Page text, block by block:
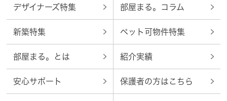
デザイナーズ特集 部屋まる。コラム
新築特集 ペット可物件特集
部屋まる。とは 紹介実績
安心サポート 保護者の方はこちら